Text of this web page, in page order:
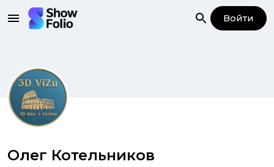
Войти
Олег Котельников